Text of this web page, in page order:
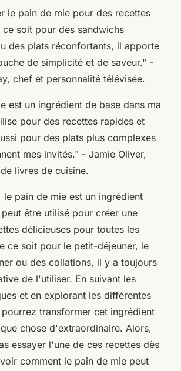
le pain de mie pour des recettes
ce soit pour des sandwichs
des plats réconfortants, il apporte
de simplicité et de saveur." -
chef et personnalité télévisée.
est un ingrédient de base dans ma
pour des recettes rapides et
pour des plats plus complexes
mes invités." - Jamie Oliver,
livres de cuisine.
le pain de mie est un ingrédient
être utilisé pour créer une
délicieuses pour toutes les
ce soit pour le petit-déjeuner, le
ou des collations, il y a toujours
de l'utiliser. En suivant les
et en explorant les différentes
transformer cet ingrédient
chose d'extraordinaire. Alors,
essayer l'une de ces recettes dès
comment le pain de mie peut